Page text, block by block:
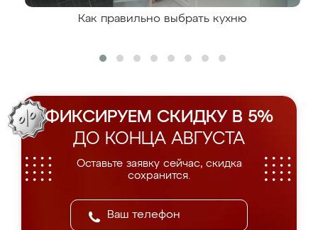
Как правильно выбрать кухню
ФИКСИРУЕМ СКИДКУ В 5%
ДО КОНЦА АВГУСТА
Оставьте заявку сейчас, скидка
сохранится.